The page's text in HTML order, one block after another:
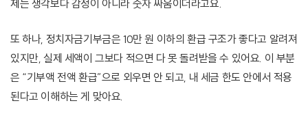
제는 생각보다 감정이 아니라 숫자 싸움이더라고요.
또 하나, 정치자금기부금은 10만 원 이하의 환급 구조가 좋다고 알려져
있지만, 실제 세액이 그보다 적으면 다 못 돌려받을 수 있어요. 이 부분
은 “기부액 전액 환급”으로 외우면 안 되고, 내 세금 한도 안에서 적용
된다고 이해하는 게 맞아요.